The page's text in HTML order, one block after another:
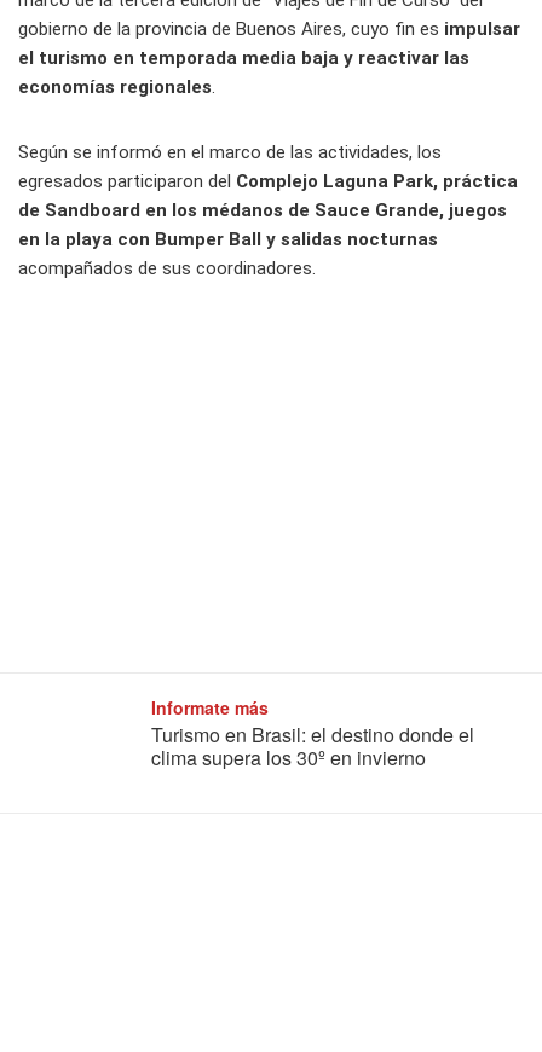
gobierno de la provincia de Buenos Aires, cuyo fin es impulsar
el turismo en temporada media baja y reactivar las
economías regionales.
Según se informó en el marco de las actividades, los
egresados participaron del Complejo Laguna Park, práctica
de Sandboard en los médanos de Sauce Grande, juegos
en la playa con Bumper Ball y salidas nocturnas
acompañados de sus coordinadores.
Informate más
Turismo en Brasil: el destino donde el
clima supera los 30º en invierno